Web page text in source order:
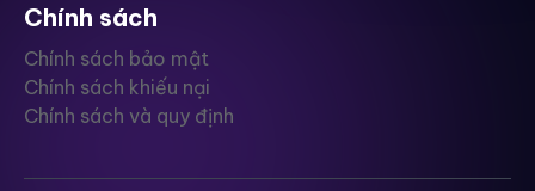
Chính sách
Chính sách bảo mật
Chính sách khiếu nại
Chính sách và quy định